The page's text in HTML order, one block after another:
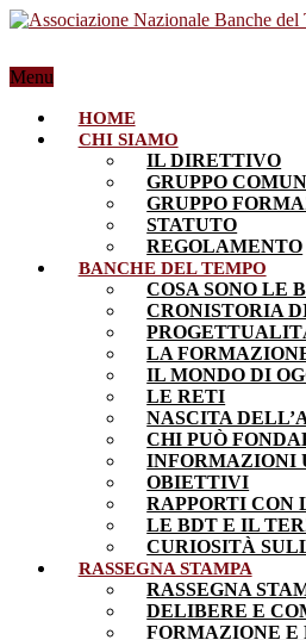
Menu
HOME
CHI SIAMO
IL DIRETTIVO
GRUPPO
GRUPPO
STATUTO
REGOLAMENTO
BANCHE DEL TEMPO
COSA SONO LE
CRONISTORIA
LA
IL MONDO DI
LE RETI
NASCITA
CHI PUÒ
INFORMAZIONI
OBIETTIVI
RAPPORTI CON
LE BDT E IL
CURIOSITÀ
RASSEGNA STAMPA
RASSEGNA
DELIBERE E
FORMAZIONE E